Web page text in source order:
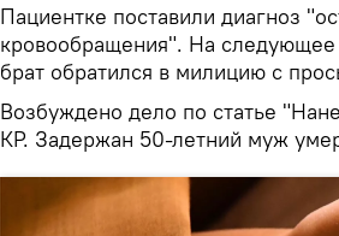
Пациентке поставили диагноз
кровообращения". На
брат обратился в милицию с
Возбуждено дело по статье
КР. Задержан 50-летний муж